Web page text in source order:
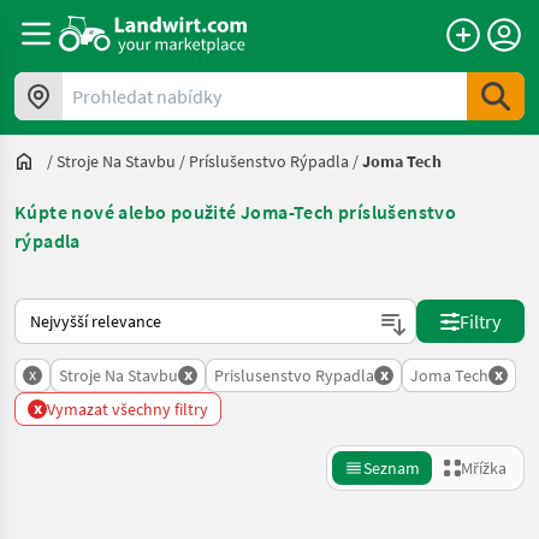
Prohledat nabídky
/Stroje Na Stavbu / Príslušenstvo Rýpadla /Joma Tech
Kúpte nové alebo použité Joma-Tech príslušenstvo
rýpadla
Takto se řadí nabídky na Landwirt.com
Filtry
x Stroje Na Stavbu x Prislusenstvo Rypadla x Joma Tech x
x Vymazat všechny filtry
Seznam Mřížka